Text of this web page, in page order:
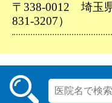
〒338-0012 埼玉
831-3207）